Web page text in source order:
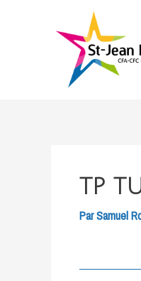
TP
ParSamuel